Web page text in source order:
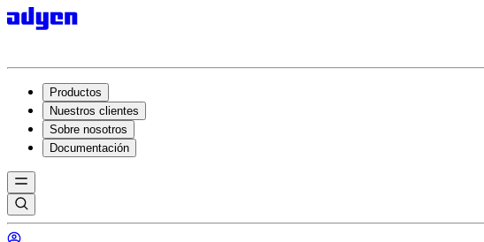
Productos
Nuestros clientes
Sobre nosotros
Documentación